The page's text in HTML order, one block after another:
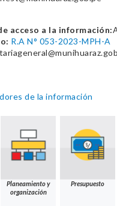
acceso a la información:
R.A N° 053-2023-MPH-A
de la información
Planeamiento y
organización
Presupuesto